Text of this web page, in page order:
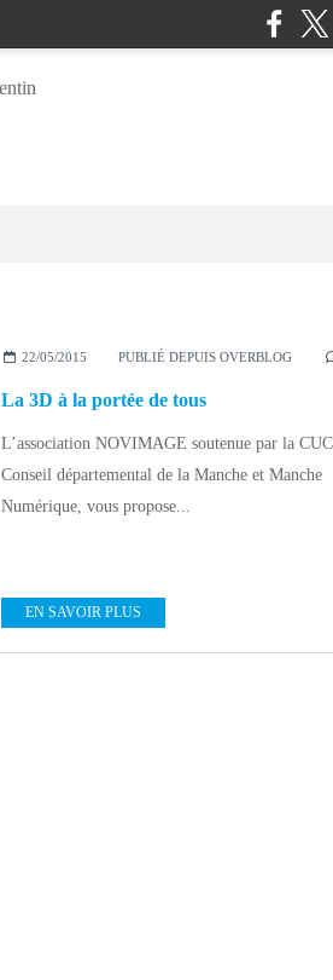
ÉQUIPEMENTS NUMÉRIQUES,3D,CENTRE
22/05/2015 PUBLIÉ DEPUIS OVERBLOG
La 3D à la portée de tous
L’association NOVIMAGE soutenue par la
Conseil départemental de la Manche et Manche
Numérique, vous propose...
EN SAVOIR PLUS